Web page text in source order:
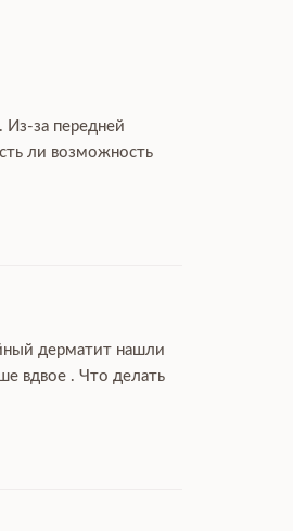
за передней
ли возможность
дерматит нашли
вдвое . Что делать